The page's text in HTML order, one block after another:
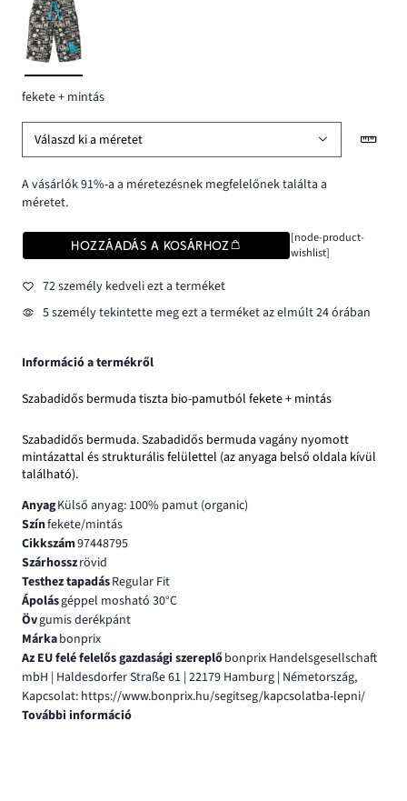
fekete + mintás
Válaszd ki a méretet
A vásárlók 91%-a a méretezésnek megfelelőnek találta a
méretet.
HOZZÁADÁS A KOSÁRHOZ
[node-product-
wishlist]
72 személy kedveli ezt a terméket
5 személy tekintette meg ezt a terméket az elmúlt 24 órában
Információ a termékről
Szabadidős bermuda tiszta bio-pamutból fekete + mintás
Szabadidős bermuda. Szabadidős bermuda vagány nyomott
mintázattal és strukturális felülettel (az anyaga belső oldala kívül
található).
AnyagKülső anyag: 100% pamut (organic)
Színfekete/mintás
Cikkszám97448795
Szárhosszrövid
Testhez tapadásRegular Fit
Ápolásgéppel mosható 30°C
Övgumis derékpánt
Márkabonprix
Az EU felé felelős gazdasági szereplőbonprix Handelsgesellschaft
mbH | Haldesdorfer Straße 61 | 22179 Hamburg | Németország,
Kapcsolat: https://www.bonprix.hu/segitseg/kapcsolatba-lepni/
További információ